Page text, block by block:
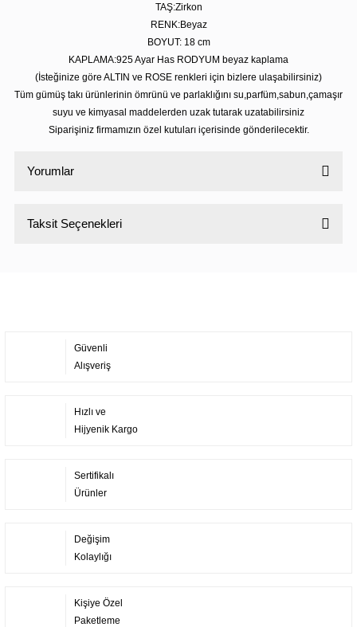
TAŞ:Zirkon
RENK:Beyaz
BOYUT: 18 cm
KAPLAMA:925 Ayar Has RODYUM beyaz kaplama
(İsteğinize göre ALTIN ve ROSE renkleri için bizlere ulaşabilirsiniz)
Tüm gümüş takı ürünlerinin ömrünü ve parlaklığını su,parfüm,sabun,çamaşır
suyu ve kimyasal maddelerden uzak tutarak uzatabilirsiniz
Siparişiniz firmamızın özel kutuları içerisinde gönderilecektir.
Yorumlar
Taksit Seçenekleri
Güvenli
Alışveriş
Hızlı ve
Hijyenik Kargo
Sertifikalı
Ürünler
Değişim
Kolaylığı
Kişiye Özel
Paketleme